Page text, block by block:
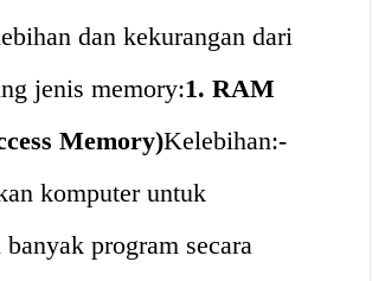
dan kekurangan dari
jenis memory:1. RAM
Memory)Kelebihan:-
komputer untuk
program secara